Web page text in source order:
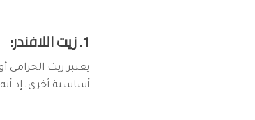
1. زيت اللافندر:
يعتبر زيت الخزامى
أساسية أخرى، إذ